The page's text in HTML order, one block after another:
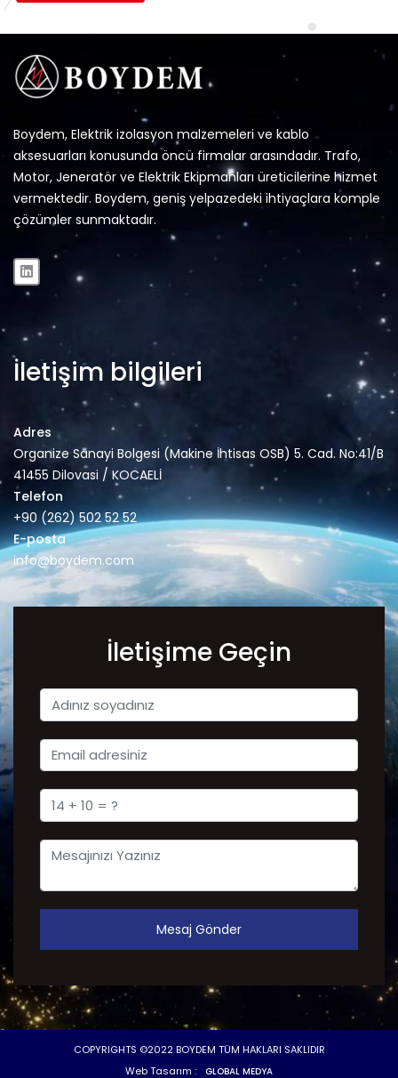
Boydem, Elektrik izolasyon malzemeleri ve kablo
aksesuarları konusunda öncü firmalar arasındadır. Trafo,
Motor, Jeneratör ve Elektrik Ekipmanları üreticilerine hizmet
vermektedir. Boydem, geniş yelpazedeki ihtiyaçlara komple
çözümler sunmaktadır.
İletişim bilgileri
Adres
Organize Sanayi Bolgesi (Makine İhtisas OSB) 5. Cad. No:41/B
41455 Dilovasi / KOCAELİ
Telefon
+90 (262) 502 52 52
E-posta
info@boydem.com
İletişime Geçin
Mesaj Gönder
COPYRIGHTS ©2022 BOYDEM TÜM HAKLARI SAKLIDIR
Web Tasarım :
GLOBAL MEDYA